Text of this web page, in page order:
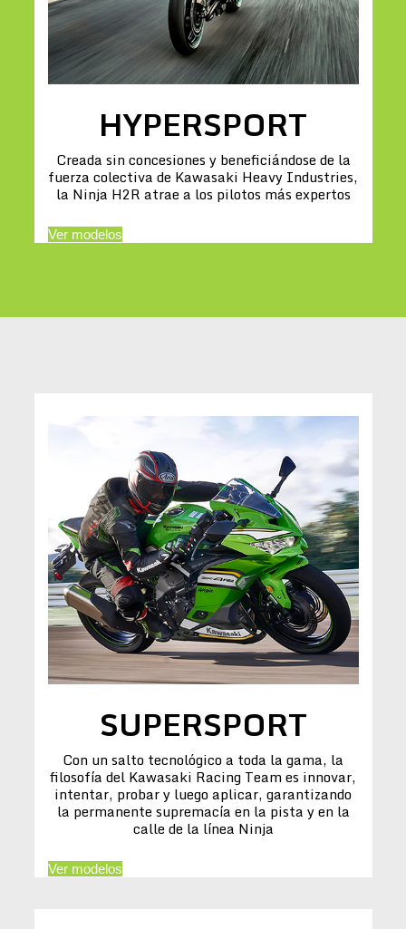
HYPERSPORT
Creada sin concesiones y beneficiándose de la
fuerza colectiva de Kawasaki Heavy Industries,
la Ninja H2R atrae a los pilotos más expertos
Ver modelos
SUPERSPORT
Con un salto tecnológico a toda la gama, la
filosofía del Kawasaki Racing Team es innovar,
intentar, probar y luego aplicar, garantizando
la permanente supremacía en la pista y en la
calle de la línea Ninja
Ver modelos